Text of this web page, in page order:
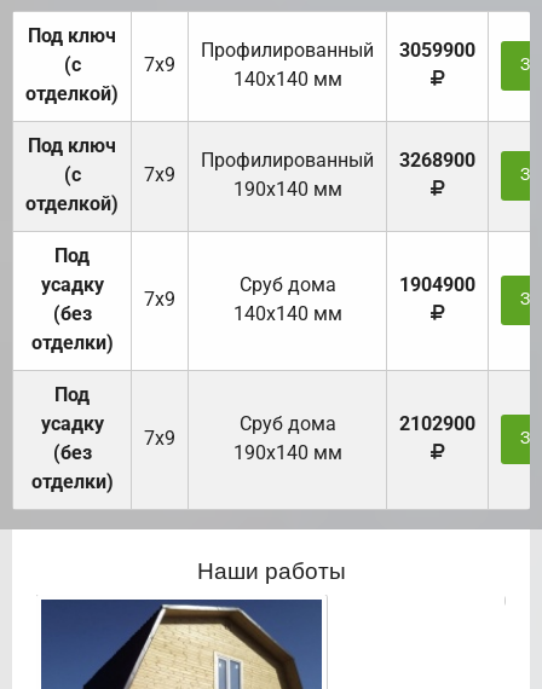
Под ключ
(с
отделкой)
7х9
Профилированный
140х140 мм
3059900
Под ключ
(с
отделкой)
7х9
Профилированный
190х140 мм
3268900
Под
усадку
(без
отделки)
7х9
Cруб дома
140х140 мм
1904900
Под
усадку
(без
отделки)
7х9
Cруб дома
190х140 мм
2102900
Наши работы